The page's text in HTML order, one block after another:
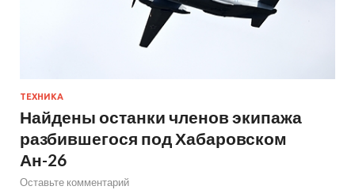
ТЕХНИКА
Найдены останки членов экипажа
разбившегося под Хабаровском
Ан-26
Оставьте комментарий